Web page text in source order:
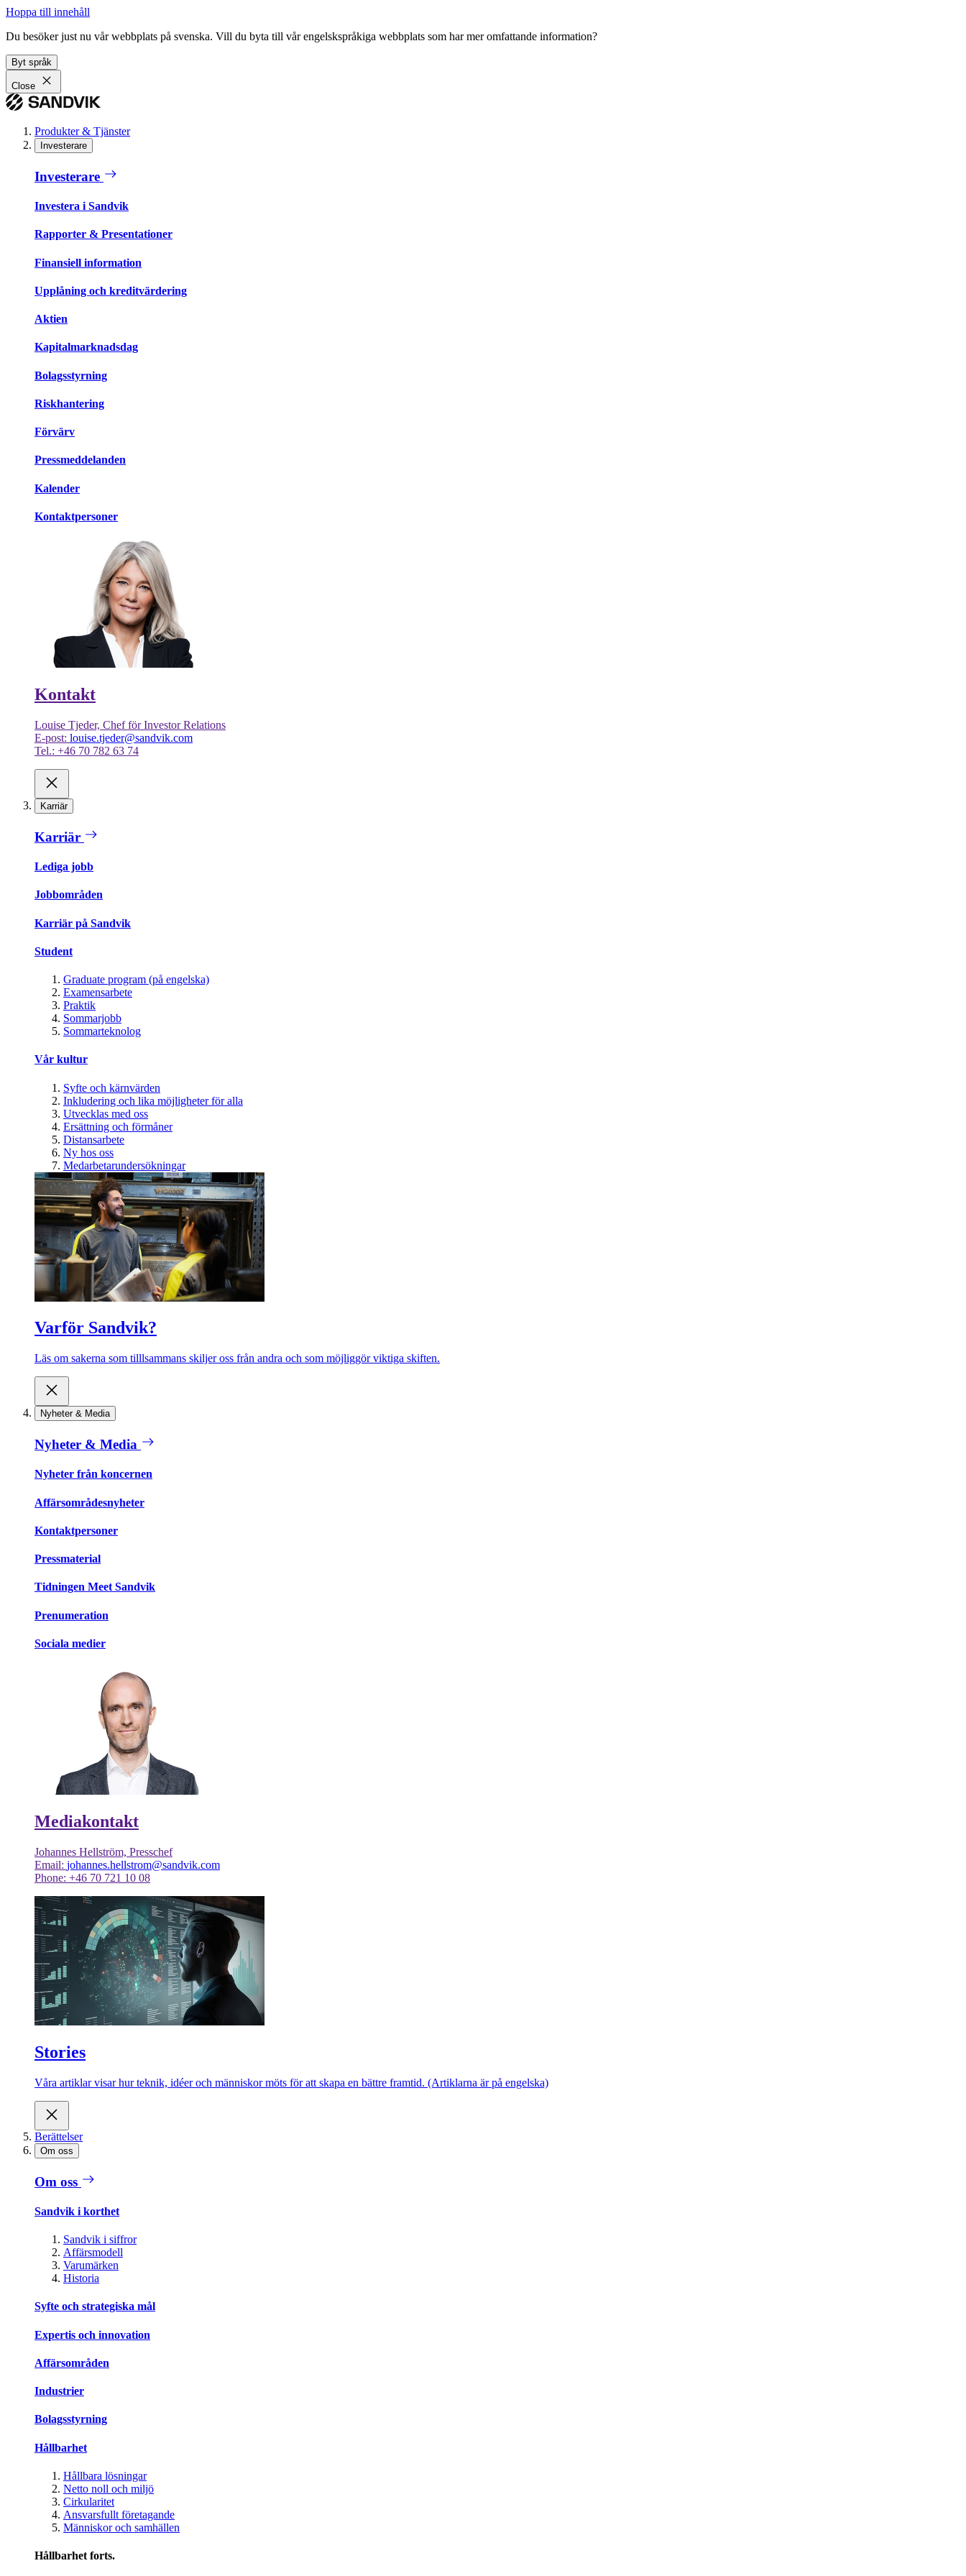
Hoppa till innehåll
Du besöker just nu vår webbplats på svenska. Vill du byta till vår engelskspråkiga webbplats som har mer omfattande information?
Byt språk
Close
Produkter & Tjänster
Investerare
Investerare
Investera i Sandvik
Rapporter & Presentationer
Finansiell information
Upplåning och kreditvärdering
Aktien
Kapitalmarknadsdag
Bolagsstyrning
Riskhantering
Förvärv
Pressmeddelanden
Kalender
Kontaktpersoner
Kontakt
Louise Tjeder, Chef för Investor Relations
E-post: louise.tjeder@sandvik.com
Tel.: +46 70 782 63 74
Karriär
Karriär
Lediga jobb
Jobbområden
Karriär på Sandvik
Student
Graduate program (på engelska)
Examensarbete
Praktik
Sommarjobb
Sommarteknolog
Vår kultur
Syfte och kärnvärden
Inkludering och lika möjligheter för alla
Utvecklas med oss
Ersättning och förmåner
Distansarbete
Ny hos oss
Medarbetarundersökningar
Varför Sandvik?
Läs om sakerna som tilllsammans skiljer oss från andra och som möjliggör viktiga skiften.
Nyheter & Media
Nyheter & Media
Nyheter från koncernen
Affärsområdesnyheter
Kontaktpersoner
Pressmaterial
Tidningen Meet Sandvik
Prenumeration
Sociala medier
Mediakontakt
Johannes Hellström, Presschef
Email: johannes.hellstrom@sandvik.com
Phone: +46 70 721 10 08
Stories
Våra artiklar visar hur teknik, idéer och människor möts för att skapa en bättre framtid. (Artiklarna är på engelska)
Berättelser
Om oss
Om oss
Sandvik i korthet
Sandvik i siffror
Affärsmodell
Varumärken
Historia
Syfte och strategiska mål
Expertis och innovation
Affärsområden
Industrier
Bolagsstyrning
Hållbarhet
Hållbara lösningar
Netto noll och miljö
Cirkularitet
Ansvarsfullt företagande
Människor och samhällen
Hållbarhet forts.